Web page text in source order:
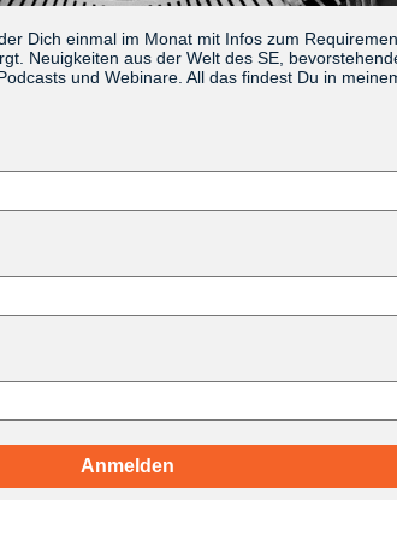
Dich einmal im Monat mit Infos zum
Neuigkeiten aus der Welt des SE,
und Webinare. All das findest Du in
Anmelden